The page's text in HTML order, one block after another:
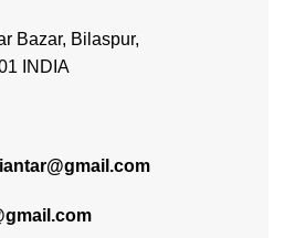
Bazar, Bilaspur,
INDIA